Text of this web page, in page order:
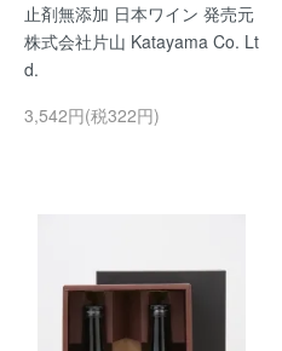
止剤無添加 日本ワイン 発売元
株式会社片山 Katayama Co. Lt
d.
3,542円(税322円)